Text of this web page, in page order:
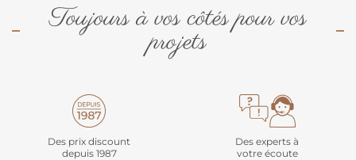
Toujours à vos côtés pour vos
projets
Des prix discount
depuis 1987
Des experts à
votre écoute